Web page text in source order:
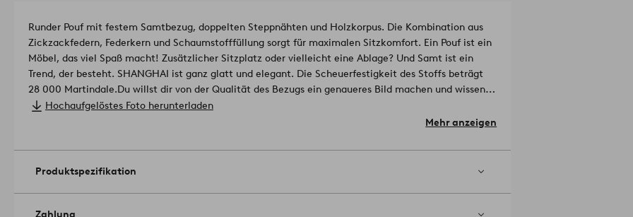
Runder Pouf mit festem Samtbezug, doppelten Steppnähten und Holzkorpus. Die Kombination aus
Zickzackfedern, Federkern und Schaumstofffüllung sorgt für maximalen Sitzkomfort. Ein Pouf ist ein
Möbel, das viel Spaß macht! Zusätzlicher Sitzplatz oder vielleicht eine Ablage? Und Samt ist ein
Trend, der besteht. SHANGHAI ist ganz glatt und elegant. Die Scheuerfestigkeit des Stoffs beträgt
28 000 Martindale.Du willst dir von der Qualität des Bezugs ein genaueres Bild machen und wissen,
ob die Farbe in deine vier Wände passt? Bestelle einfach ein Stoffmuster, dann kannst du in aller
Ruhe überlegen. Die Bezeichnung des Stoffs ist MJ 11 mit der Artikelnummer: 1729361 (ins Suchfeld
Design: Jotex Design Studio.
Größe: Höhe 35 cm, Ø 110 cm.
1518059-02-0
Hochaufgelöstes Foto herunterladen
Mehr anzeigen
Produktspezifikation
Zahlung